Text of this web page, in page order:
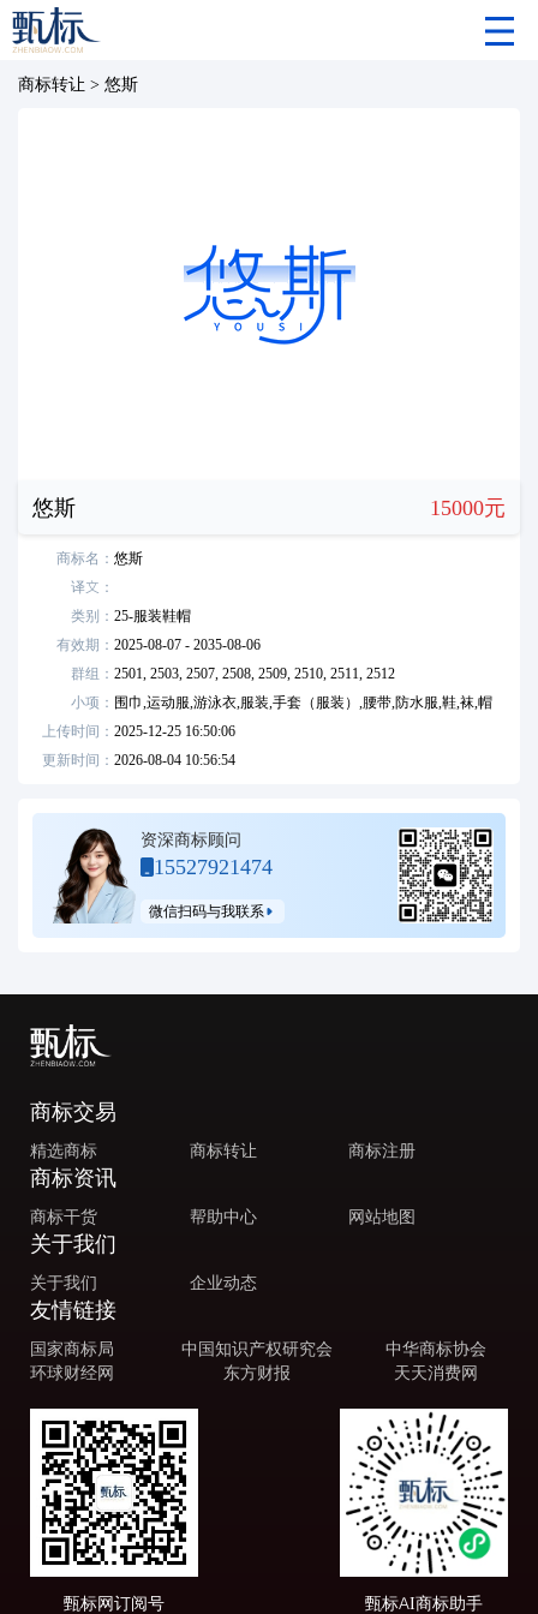
商标转让 > 悠斯
悠斯 15000元
商标名： 悠斯
译文：
类别： 25-服装鞋帽
有效期： 2025-08-07 - 2035-08-06
群组： 2501,2503,2507,2508,2509,2510,2511,2512
小项： 围巾,运动服,游泳衣,服装,手套（服装）,腰带,防水服,鞋,袜,帽
上传时间： 2025-12-25 16:50:06
更新时间： 2026-08-04 10:56:54
资深商标顾问
15527921474
微信扫码与我联系
商标交易
精选商标 商标转让 商标注册
商标资讯
商标干货 帮助中心 网站地图
关于我们
关于我们 企业动态
友情链接
国家商标局 中国知识产权研究会
中华商标协会
环球财经网
东方财报 天天消费网
甄标网订阅号 甄标AI商标助手